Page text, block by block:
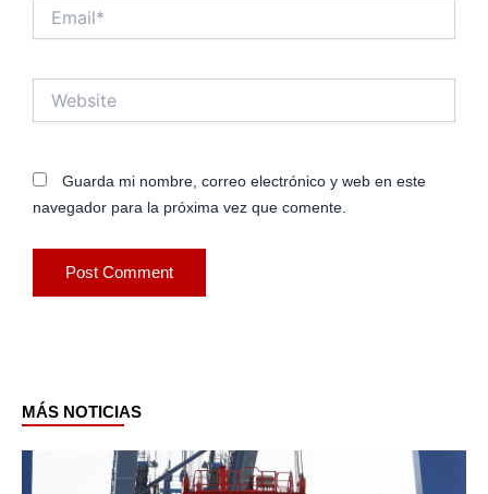
Guarda mi nombre, correo electrónico y web en este
navegador para la próxima vez que comente.
MÁS NOTICIAS
Page Page PagePage